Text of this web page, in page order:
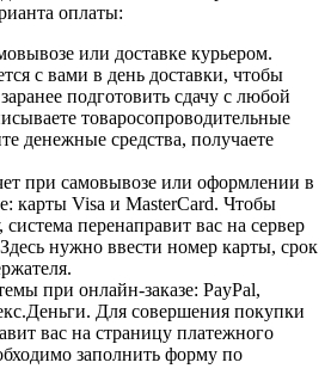
оплаты:
или доставке курьером.
с вами в день доставки, чтобы
подготовить сдачу с любой
товаросопроводительные
денежные средства, получаете
при самовывозе или оформлении в
карты Visa и MasterCard. Чтобы
перенаправит вас на сервер
нужно ввести номер карты, срок
при онлайн-заказе: PayPal,
Для совершения покупки
вас на страницу платежного
заполнить форму по